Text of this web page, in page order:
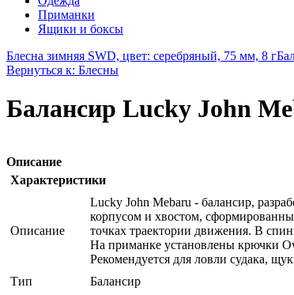
Приманки
Ящики и боксы
Блесна зимняя SWD, цвет: серебряный, 75 мм, 8 г
Вернуться к: Блесны
Балансир Lucky John
Описание
Характеристики
Описание
Lucky John Mebaru - балансир,
корпусом и хвостом,
точках траектории движения. В
На приманке установлены крючки
Рекомендуется для ловли судака,
Тип
Балансир